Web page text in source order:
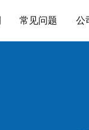
常见问题 公